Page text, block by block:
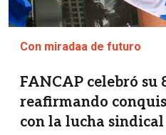
Con miradaa de futuro
FANCAP celebró su
reafirmando
con la lucha sindical